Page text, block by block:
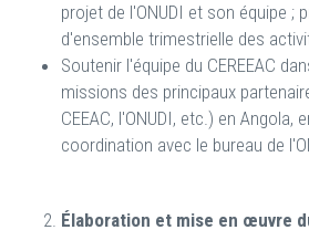
projet de l'ONUDI et son équipe ;
d'ensemble trimestrielle des
Soutenir l'équipe du CEREEAC
missions des principaux
CEEAC, l'ONUDI, etc.) en Angola,
coordination avec le bureau de
Élaboration et mise en œuvre